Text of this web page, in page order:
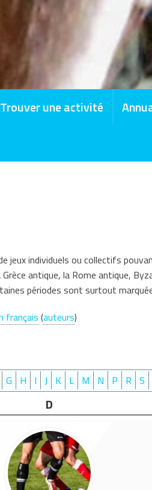
Trouver une activité
jeux individuels ou collectifs
antique, la Rome antique,
périodes sont surtout
français (auteurs)
G H I J K L M N P R S
D